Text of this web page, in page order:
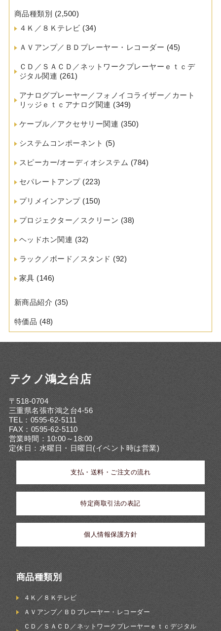
商品種類別 (2,500)
４Ｋ／８Ｋテレビ (34)
ＡＶアンプ／ＢＤプレーヤー・レコーダー (45)
ＣＤ／ＳＡＣＤ／ネットワークプレーヤーｅｔｃデ
ジタル関連 (261)
アナログプレーヤー／フォノイコライザー／カート
リッジｅｔｃアナログ関連 (349)
ケーブル／アクセサリー関連 (350)
システムコンポーネント (5)
スピーカー/オーディオシステム (784)
セパレートアンプ(223)
プリメインアンプ(150)
プロジェクター／スクリーン (38)
ヘッドホン関連 (32)
ラック／ボード／スタンド (92)
家具 (146)
新商品紹介 (35)
特価品 (48)
テクノ鴻之台店
〒518-0704
三重県名張市鴻之台4-56
TEL：0595-62-5111
FAX：0595-62-5110
営業時間：10:00～18:00
定休日：水曜日・日曜日(イベント時は営業)
支払・送料・ご注文の流れ
特定商取引法の表記
個人情報保護方針
商品種類別
４Ｋ／８Ｋテレビ
ＡＶアンプ／ＢＤプレーヤー・レコーダー
ＣＤ／ＳＡＣＤ／ネットワークプレーヤーｅｔｃデジタル